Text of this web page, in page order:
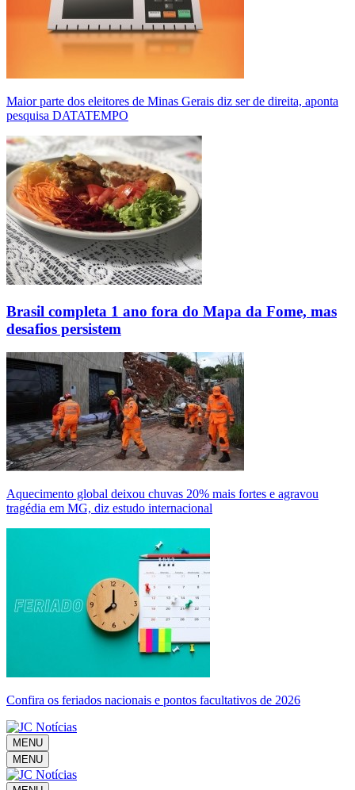
Maior parte dos eleitores de Minas Gerais diz ser de direita, aponta
pesquisa DATATEMPO
Brasil completa 1 ano fora do Mapa da Fome, mas
desafios persistem
Aquecimento global deixou chuvas 20% mais fortes e agravou
tragédia em MG, diz estudo internacional
Confira os feriados nacionais e pontos facultativos de 2026
MENU
MENU